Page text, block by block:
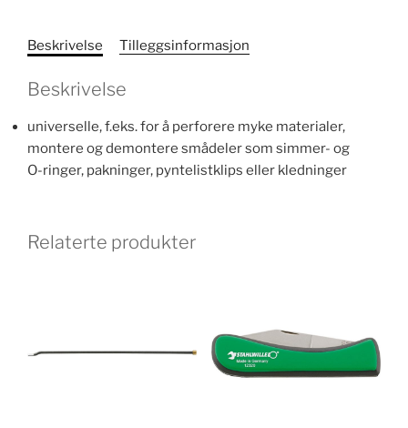
Beskrivelse Tilleggsinformasjon
Beskrivelse
universelle, f.eks. for å perforere myke materialer,
montere og demontere smådeler som simmer- og
O-ringer, pakninger, pyntelistklips eller kledninger
Relaterte produkter